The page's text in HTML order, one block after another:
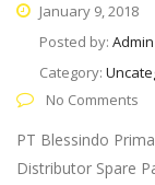
January 9, 2018
Posted by: Admin
Category:
No Comments
PT Blessindo
Distributor Spare